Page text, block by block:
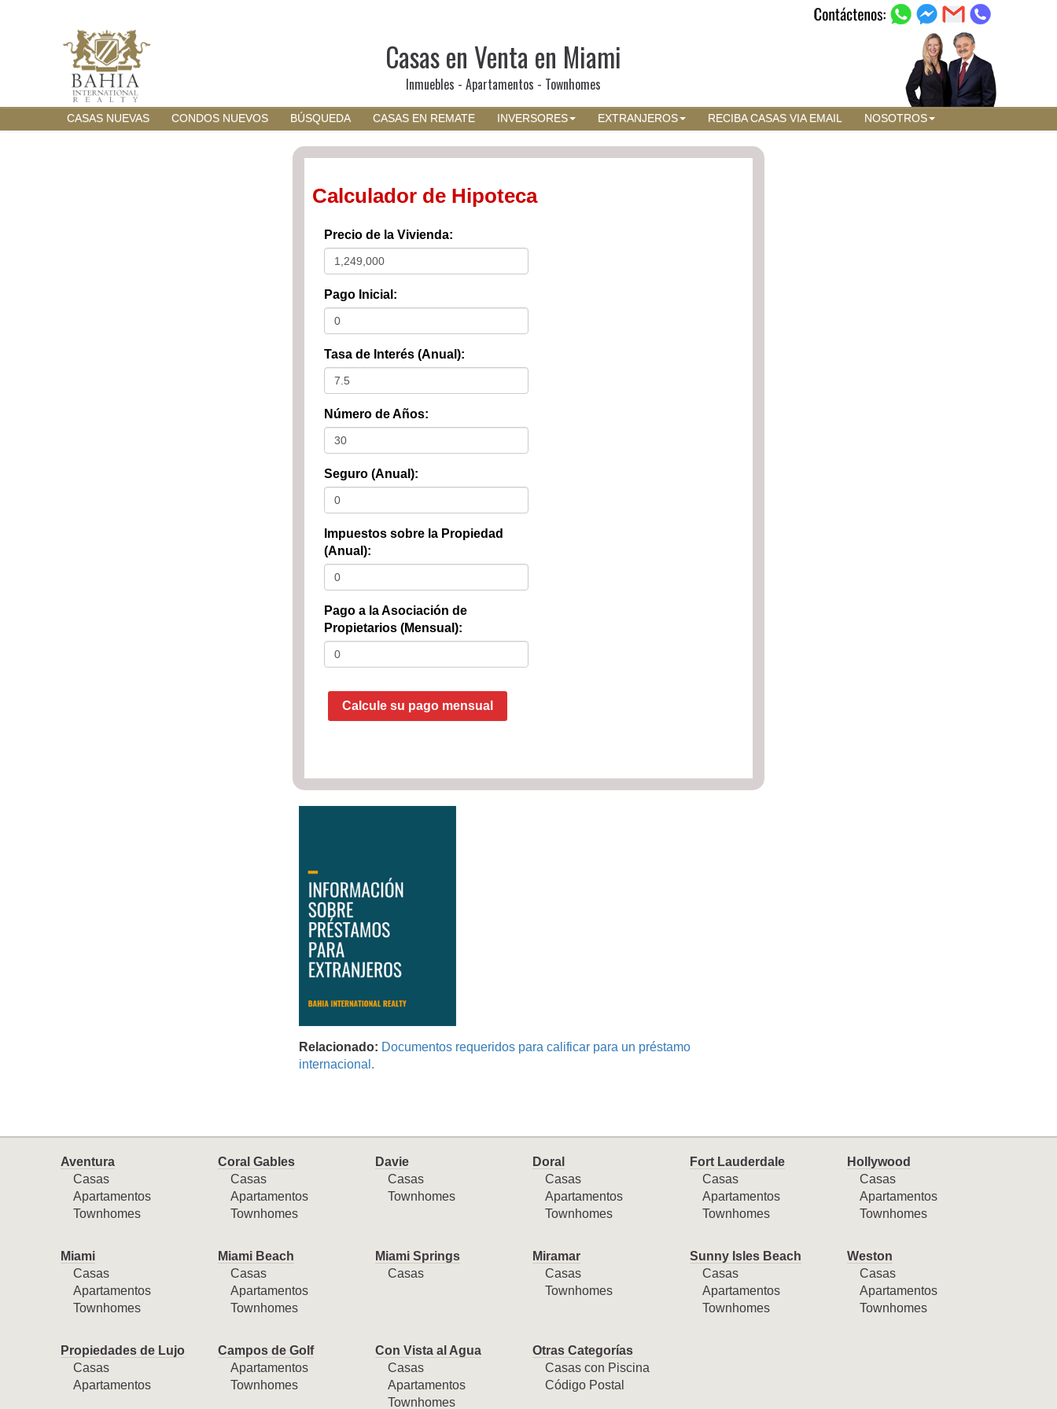
Casas en Venta en Miami
Inmuebles - Apartamentos - Townhomes
CASAS NUEVAS CONDOS NUEVOS BÚSQUEDA CASAS EN REMATE INVERSORES EXTRANJEROS RECIBA CASAS VIA EMAIL NOSOTROS
Calculador de Hipoteca
Precio de la Vivienda:
Pago Inicial:
Tasa de Interés (Anual):
Número de Años:
Seguro (Anual):
Impuestos sobre la Propiedad
(Anual):
Pago a la Asociación de
Propietarios (Mensual):
Calcule su pago mensual
Relacionado: Documentos requeridos para calificar para un préstamo
internacional.
Aventura
Casas
Apartamentos
Townhomes
Coral Gables
Casas
Apartamentos
Townhomes
Davie
Casas
Townhomes
Doral
Casas
Apartamentos
Townhomes
Fort Lauderdale
Casas
Apartamentos
Townhomes
Hollywood
Casas
Apartamentos
Townhomes
Miami
Casas
Apartamentos
Townhomes
Miami Beach
Casas
Apartamentos
Townhomes
Miami Springs
Casas
Miramar
Casas
Townhomes
Sunny Isles Beach
Casas
Apartamentos
Townhomes
Weston
Casas
Apartamentos
Townhomes
Propiedades de Lujo
Casas
Apartamentos
Campos de Golf
Apartamentos
Townhomes
Con Vista al Agua
Casas
Apartamentos
Townhomes
Otras Categorías
Casas con Piscina
Código Postal